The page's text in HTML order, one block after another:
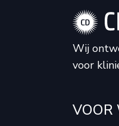
Wij
voor
VOOR